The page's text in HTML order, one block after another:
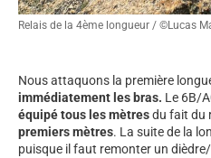
Relais de la 4ème longueur / ©Lucas
Nous attaquons la première
immédiatement les bras. Le 6B/
équipé tous les mètresdu fait du
premiers mètres. La suite de la
puisque il faut remonter un